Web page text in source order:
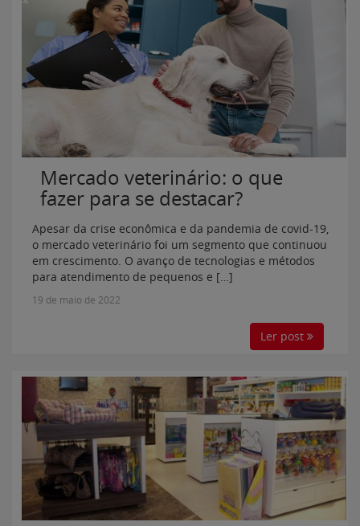
Mercado veterinário: o que
fazer para se destacar?
Apesar da crise econômica e da pandemia de covid-19,
o mercado veterinário foi um segmento que continuou
em crescimento. O avanço de tecnologias e métodos
para atendimento de pequenos e […]
19 de maio de 2022
Ler post